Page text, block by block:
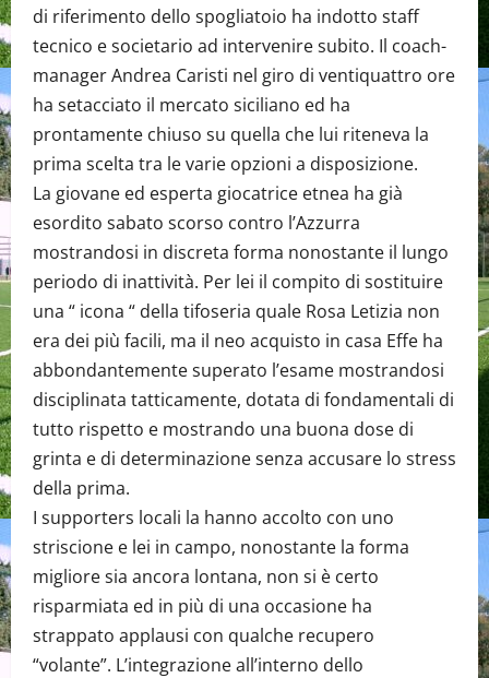
di riferimento dello spogliatoio ha indotto staff
tecnico e societario ad intervenire subito. Il coach-
manager Andrea Caristi nel giro di ventiquattro ore
ha setacciato il mercato siciliano ed ha
prontamente chiuso su quella che lui riteneva la
prima scelta tra le varie opzioni a disposizione.
La giovane ed esperta giocatrice etnea ha già
esordito sabato scorso contro l’Azzurra
mostrandosi in discreta forma nonostante il lungo
periodo di inattività. Per lei il compito di sostituire
una “ icona “ della tifoseria quale Rosa Letizia non
era dei più facili, ma il neo acquisto in casa Effe ha
abbondantemente superato l’esame mostrandosi
disciplinata tatticamente, dotata di fondamentali di
tutto rispetto e mostrando una buona dose di
grinta e di determinazione senza accusare lo stress
della prima.
I supporters locali la hanno accolto con uno
striscione e lei in campo, nonostante la forma
migliore sia ancora lontana, non si è certo
risparmiata ed in più di una occasione ha
strappato applausi con qualche recupero
“volante”. L’integrazione all’interno dello